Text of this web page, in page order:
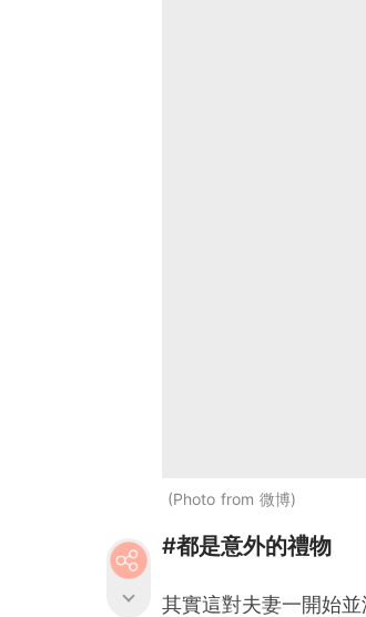
Photo from 微博
#都是意外的禮物
其實這對夫妻一開始